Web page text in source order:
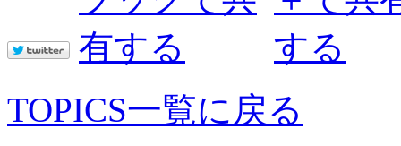
TOPICS一覧に戻る